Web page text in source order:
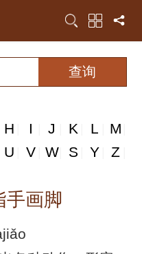
H I J K L M
U V W S Y Z
手画脚